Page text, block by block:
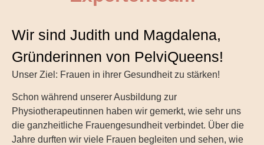
Wir sind Judith und Magdalena,
Gründerinnen von PelviQueens!
Unser Ziel: Frauen in ihrer Gesundheit zu stärken!
Schon während unserer Ausbildung zur
Physiotherapeutinnen haben wir gemerkt, wie sehr uns
die ganzheitliche Frauengesundheit verbindet. Über die
Jahre durften wir viele Frauen begleiten und sehen, wie